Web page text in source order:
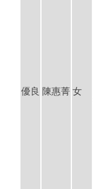
優良 陳惠菁 女